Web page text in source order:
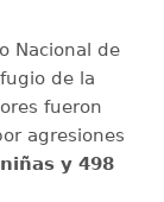
Nacional de
de la
fueron
agresiones
y 498